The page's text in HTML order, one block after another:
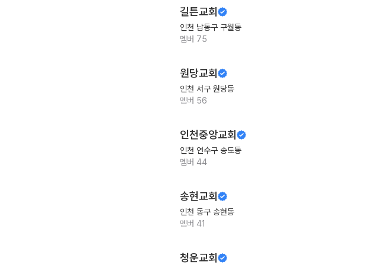
길튼교회
인천 남동구 구월동
멤버 75
원당교회
인천 서구 원당동
멤버 56
인천중앙교회
인천 연수구 송도동
멤버 44
송현교회
인천 동구 송현동
멤버 41
청운교회